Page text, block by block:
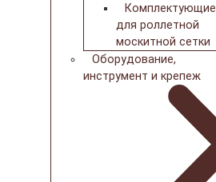
Комплектующие
для роллетной
москитной сетки
Оборудование,
инструмент и крепеж